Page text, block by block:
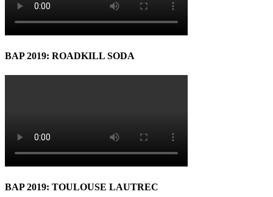
BAP 2019: ROADKILL SODA
BAP 2019: TOULOUSE LAUTREC